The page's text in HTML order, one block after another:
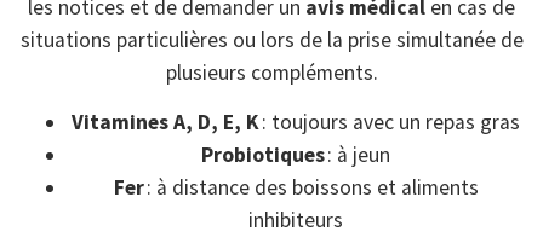
les notices et de demander un avis médical en cas de
situations particulières ou lors de la prise simultanée de
plusieurs compléments.
Vitamines A, D, E, K: toujours avec un repas gras
Probiotiques: à jeun
Fer: à distance des boissons et aliments
inhibiteurs